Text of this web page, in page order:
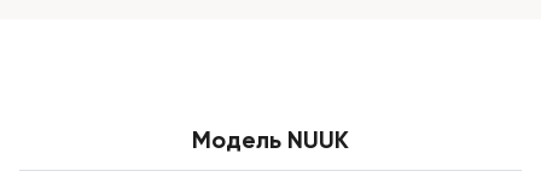
Модель NUUK